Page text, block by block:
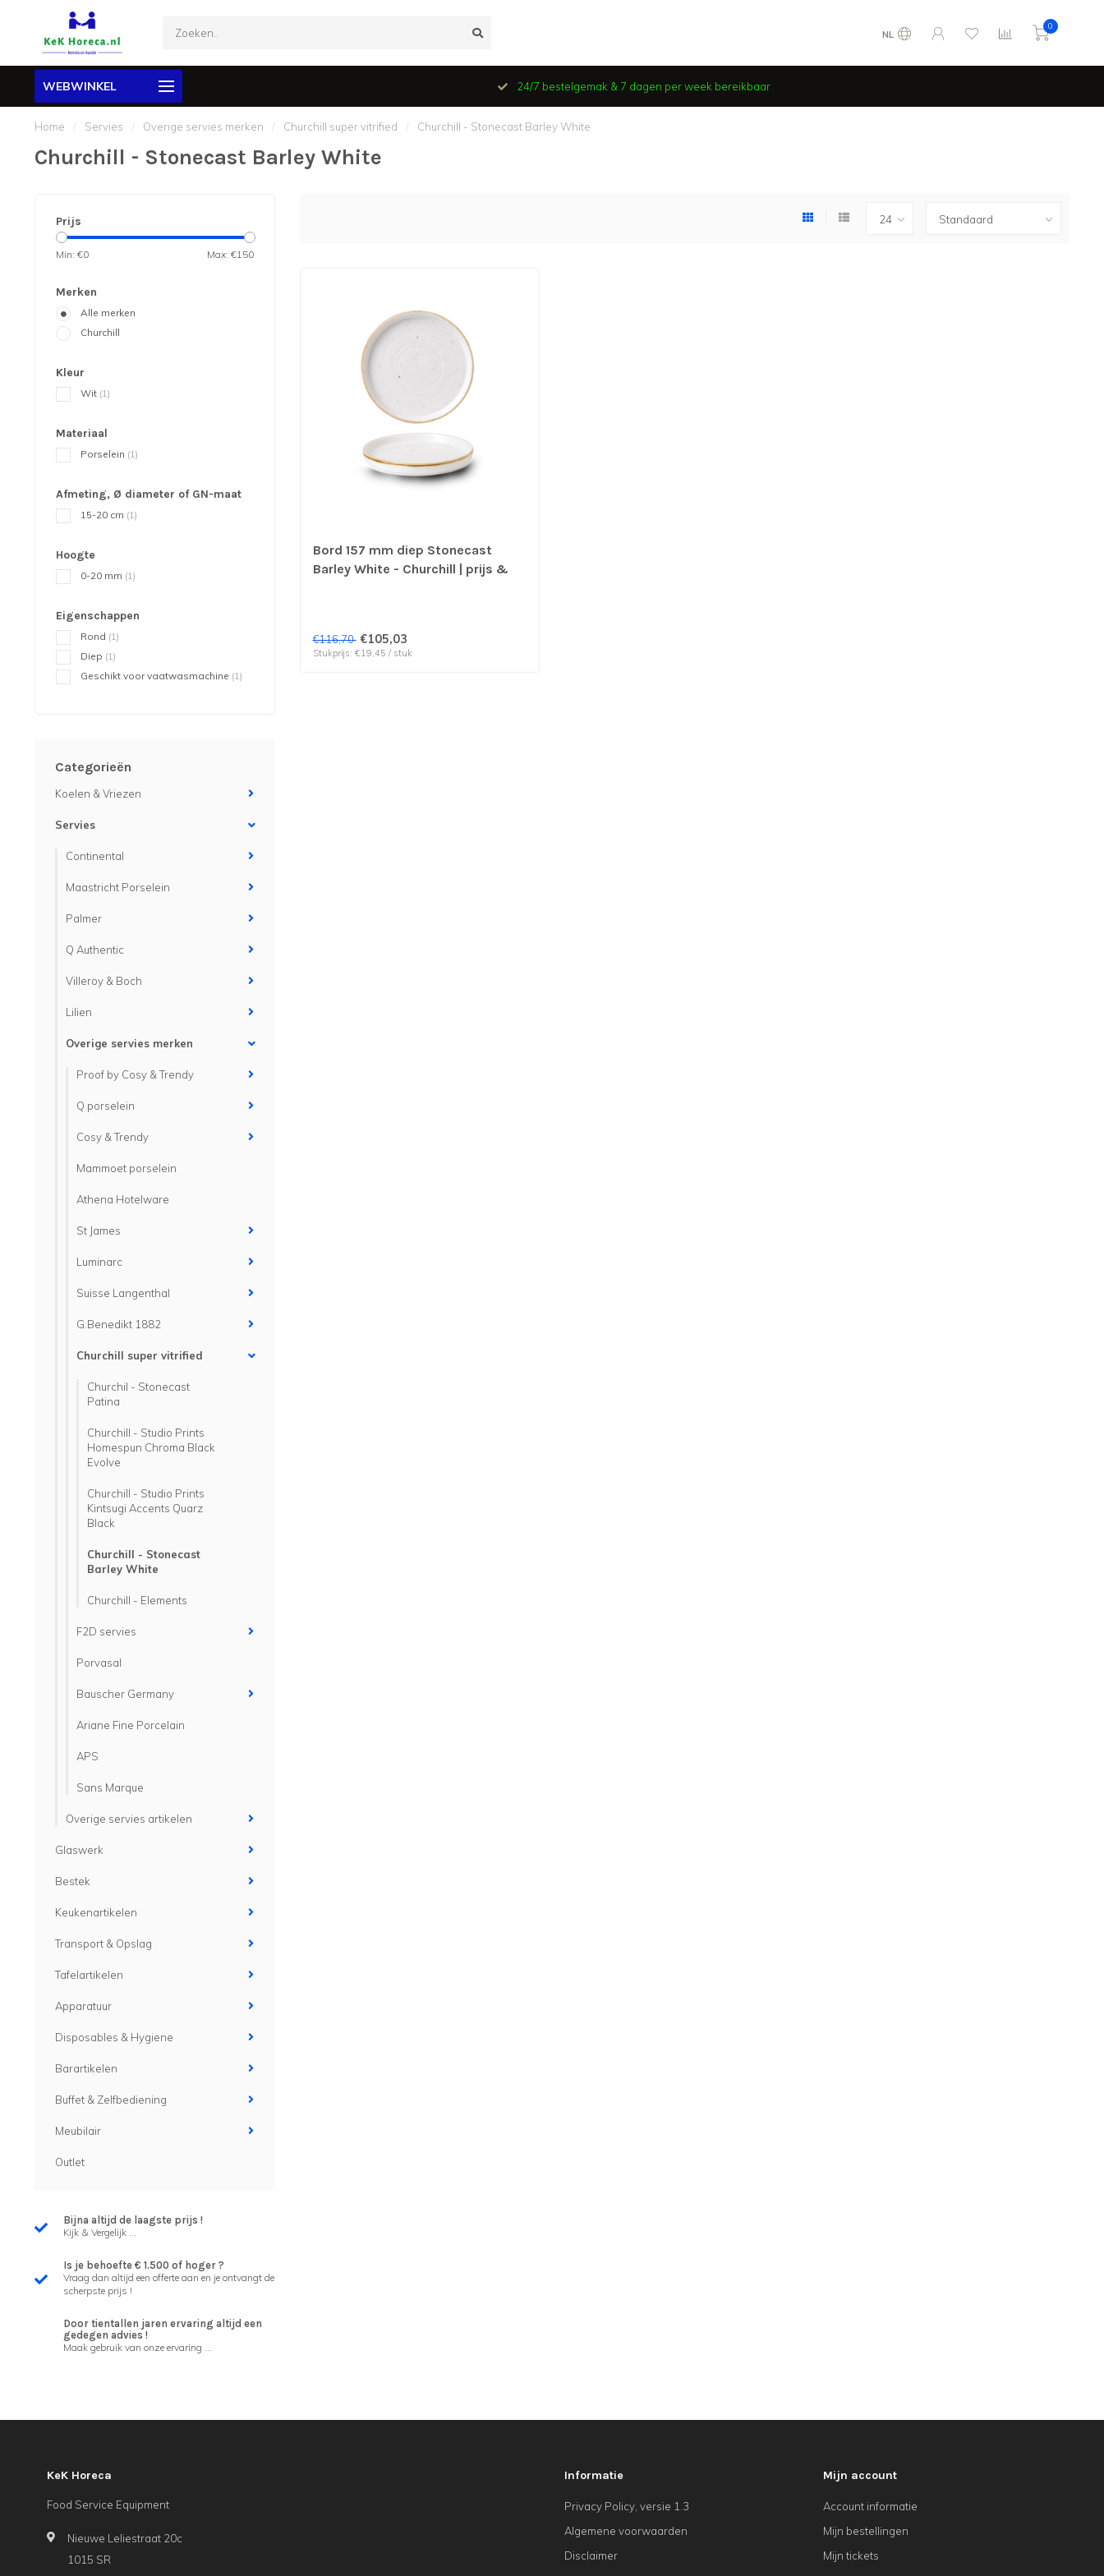
NL
0
WEBWINKEL 24/7 bestelgemak & 7 dagen per week bereikbaar
Home / Servies / Overige servies merken / Churchill super vitrified / Churchill - Stonecast Barley White
Churchill - Stonecast Barley White
Prijs
Min: €0 Max: €150
Merken
Alle merken
Churchill
Kleur
Wit (1)
Materiaal
Porselein (1)
Afmeting, Ø diameter of GN-maat
15-20 cm (1)
Hoogte
0-20 mm (1)
Eigenschappen
Rond (1)
Diep (1)
Geschikt voor vaatwasmachine (1)
Categorieën
Koelen & Vriezen
Servies
Continental
Maastricht Porselein
Palmer
Q Authentic
Villeroy & Boch
Lilien
Overige servies merken
Proof by Cosy & Trendy
Q porselein
Cosy & Trendy
Mammoet porselein
Athena Hotelware
St James
Luminarc
Suisse Langenthal
G.Benedikt 1882
Churchill super vitrified
Churchil - Stonecast
Patina
Churchill - Studio Prints
Homespun Chroma Black
Evolve
Churchill - Studio Prints
Kintsugi Accents Quarz
Black
Churchill - Stonecast
Barley White
Churchill - Elements
F2D servies
Porvasal
Bauscher Germany
Ariane Fine Porcelain
APS
Sans Marque
Overige servies artikelen
Glaswerk
Bestek
Keukenartikelen
Transport & Opslag
Tafelartikelen
Apparatuur
Disposables & Hygiene
Barartikelen
Buffet & Zelfbediening
Meubilair
Outlet
Bijna altijd de laagste prijs !
Kijk & Vergelijk ...
Is je behoefte € 1.500 of hoger ?
Vraag dan altijd een offerte aan en je ontvangt de
scherpste prijs !
Door tientallen jaren ervaring altijd een
gedegen advies !
Maak gebruik van onze ervaring ...
Bord 157 mm diep Stonecast
Barley White - Churchill | prijs &
€116,70 €105,03
Stukprijs: €19,45 / stuk
KeK Horeca
Food Service Equipment
Nieuwe Leliestraat 20c
1015 SR
Informatie
Privacy Policy, versie 1.3
Algemene voorwaarden
Disclaimer
Mijn account
Account informatie
Mijn bestellingen
Mijn tickets